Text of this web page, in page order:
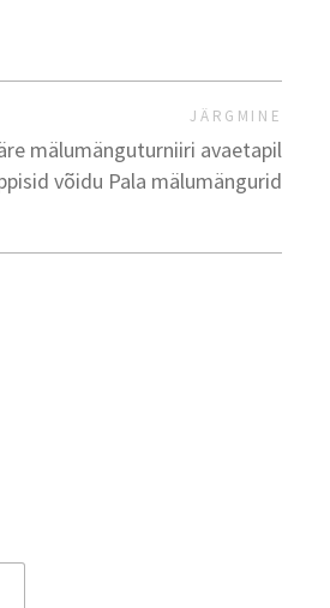
JÄRGMINE
mälumänguturniiri avaetapil
võidu Pala mälumängurid